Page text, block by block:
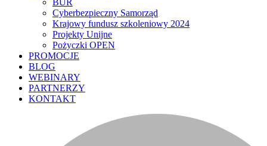
Cyberbezpieczny Samorząd
Krajowy fundusz szkoleniowy 2024
Projekty Unijne
Pożyczki OPEN
PROMOCJE
BLOG
WEBINARY
PARTNERZY
KONTAKT